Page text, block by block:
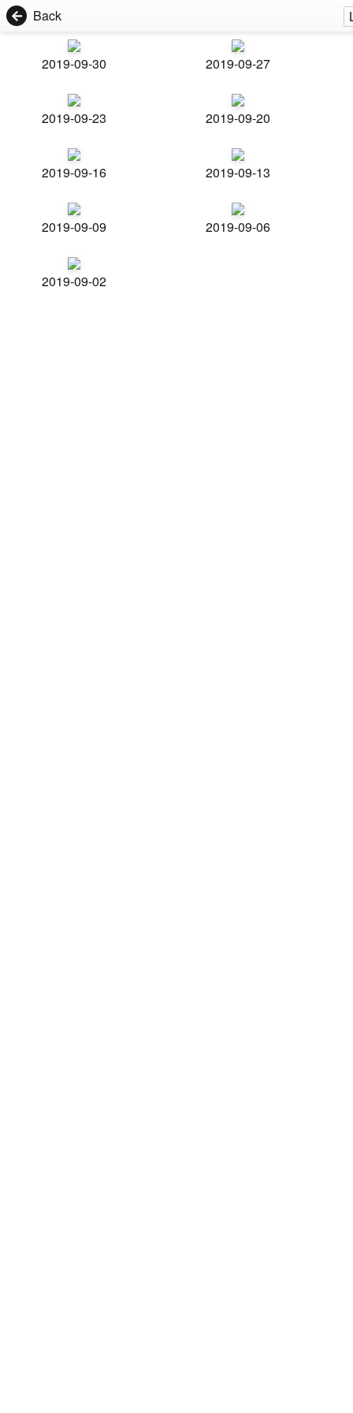
Back
2019-09-30 2019-09-27
2019-09-23 2019-09-20
2019-09-16 2019-09-13
2019-09-09 2019-09-06
2019-09-02